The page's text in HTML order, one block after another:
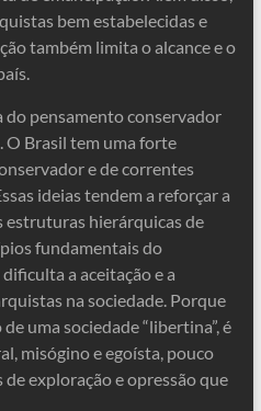
bem estabelecidas e
também limita o alcance e o
do pensamento conservador
O Brasil tem uma forte
e de correntes
ideias tendem a reforçar a
estruturas hierárquicas de
fundamentais do
a aceitação e a
na sociedade. Porque
uma sociedade “libertina”, é
misógino e egoísta, pouco
exploração e opressão que